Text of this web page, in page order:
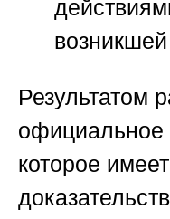
Результатом
официальное
которое